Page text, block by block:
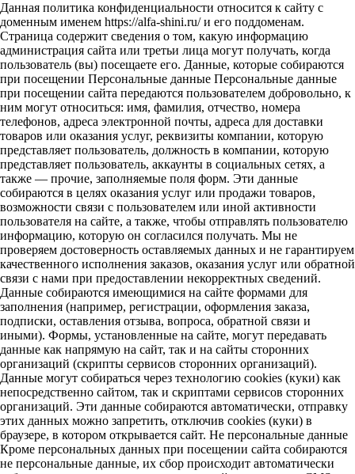
Данная политика конфиденциальности относится к сайту с
доменным именем https://alfa-shini.ru/ и его поддоменам.
Страница содержит сведения о том, какую информацию
администрация сайта или третьи лица могут получать, когда
пользователь (вы) посещаете его. Данные, которые собираются
при посещении Персональные данные Персональные данные
при посещении сайта передаются пользователем добровольно, к
ним могут относиться: имя, фамилия, отчество, номера
телефонов, адреса электронной почты, адреса для доставки
товаров или оказания услуг, реквизиты компании, которую
представляет пользователь, должность в компании, которую
представляет пользователь, аккаунты в социальных сетях, а
также — прочие, заполняемые поля форм. Эти данные
собираются в целях оказания услуг или продажи товаров,
возможности связи с пользователем или иной активности
пользователя на сайте, а также, чтобы отправлять пользователю
информацию, которую он согласился получать. Мы не
проверяем достоверность оставляемых данных и не гарантируем
качественного исполнения заказов, оказания услуг или обратной
связи с нами при предоставлении некорректных сведений.
Данные собираются имеющимися на сайте формами для
заполнения (например, регистрации, оформления заказа,
подписки, оставления отзыва, вопроса, обратной связи и
иными). Формы, установленные на сайте, могут передавать
данные как напрямую на сайт, так и на сайты сторонних
организаций (скрипты сервисов сторонних организаций).
Данные могут собираться через технологию cookies (куки) как
непосредственно сайтом, так и скриптами сервисов сторонних
организаций. Эти данные собираются автоматически, отправку
этих данных можно запретить, отключив cookies (куки) в
браузере, в котором открывается сайт. Не персональные данные
Кроме персональных данных при посещении сайта собираются
не персональные данные, их сбор происходит автоматически